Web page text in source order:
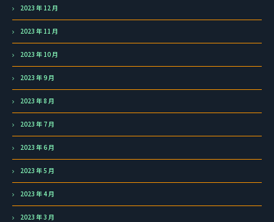
2023 年 12 月
2023 年 11 月
2023 年 10 月
2023 年 9 月
2023 年 8 月
2023 年 7 月
2023 年 6 月
2023 年 5 月
2023 年 4 月
2023 年 3 月